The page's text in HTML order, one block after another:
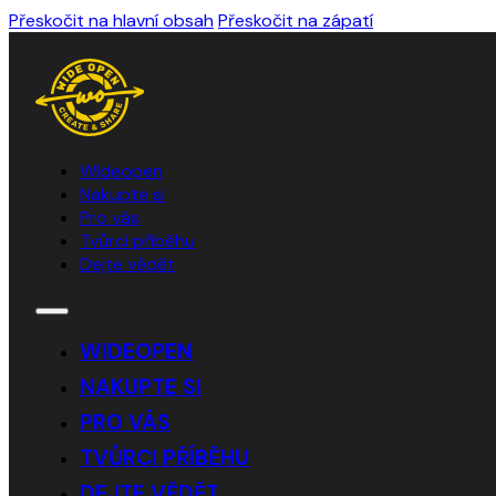
Přeskočit na hlavní obsahPřeskočit na zápatí
WIdeopen
Nakupte si
Pro vás
Tvůrci příběhu
Dejte vědět
WIDEOPEN
NAKUPTE SI
PRO VÁS
TVŮRCI PŘÍBĚHU